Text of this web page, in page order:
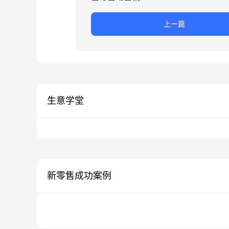
上一篇
生意学堂
新零售成功案例